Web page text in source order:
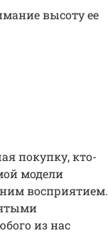
высоту ее
покупку, кто-
модели
восприятием.
из нас